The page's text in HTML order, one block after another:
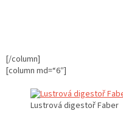
[/column]
[column md=“6″]
Lustrová digestoř Faber